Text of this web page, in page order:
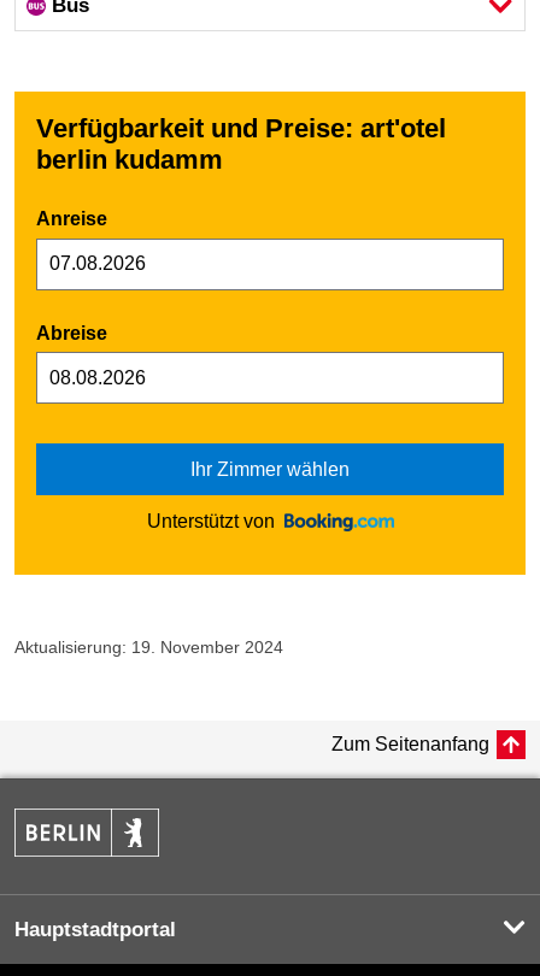
Bus
Verfügbarkeit und Preise: art'otel
berlin kudamm
Anreise
Abreise
Ihr Zimmer wählen
Unterstützt von
Aktualisierung: 19. November 2024
Zum Seitenanfang
Hauptstadtportal